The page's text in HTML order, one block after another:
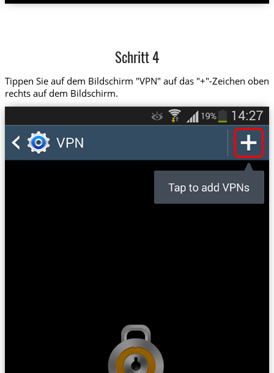
Schritt 4
Tippen Sie auf dem Bildschirm "VPN" auf das "+"-Zeichen oben
rechts auf dem Bildschirm.